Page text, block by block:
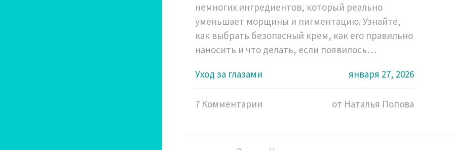
немногих ингредиентов, который реально
уменьшает морщины и пигментацию. Узнайте,
как выбрать безопасный крем, как его правильно
наносить и что делать, если появилось
Уход за глазами
января 27, 2026
7 Комментарии от Наталья Попова